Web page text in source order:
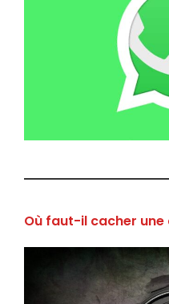
Où faut-il cacher une